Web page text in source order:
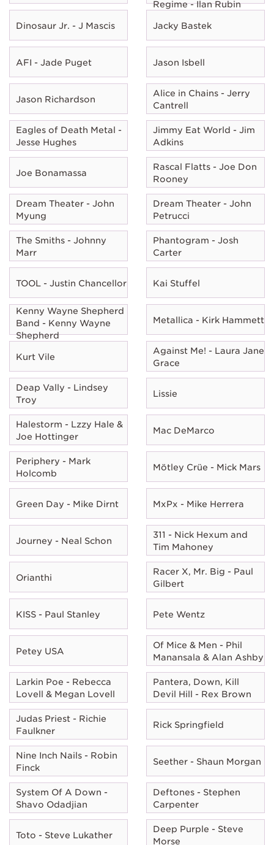
Regime - Ilan Rubin
Dinosaur Jr. - J Mascis Jacky Bastek
AFI - Jade Puget Jason Isbell
Jason Richardson
Alice in Chains - Jerry
Cantrell
Eagles of Death Metal -
Jesse Hughes
Jimmy Eat World - Jim
Adkins
Joe Bonamassa
Rascal Flatts - Joe Don
Rooney
Dream Theater - John
Myung
Dream Theater - John
Petrucci
The Smiths - Johnny
Marr
Phantogram - Josh
Carter
TOOL - Justin Chancellor Kai Stuffel
Kenny Wayne Shepherd
Band - Kenny Wayne
Shepherd
Metallica - Kirk Hammett
Kurt Vile
Against Me! - Laura Jane
Grace
Deap Vally - Lindsey
Troy
Lissie
Halestorm - Lzzy Hale &
Joe Hottinger
Mac DeMarco
Periphery - Mark
Holcomb
Mötley Crüe - Mick Mars
Green Day - Mike Dirnt MxPx - Mike Herrera
Journey - Neal Schon
311 - Nick Hexum and
Tim Mahoney
Orianthi
Racer X, Mr. Big - Paul
Gilbert
KISS - Paul Stanley Pete Wentz
Petey USA
Of Mice & Men - Phil
Manansala & Alan Ashby
Larkin Poe - Rebecca
Lovell & Megan Lovell
Pantera, Down, Kill
Devil Hill - Rex Brown
Judas Priest - Richie
Faulkner
Rick Springfield
Nine Inch Nails - Robin
Finck
Seether - Shaun Morgan
System Of A Down -
Shavo Odadjian
Deftones - Stephen
Carpenter
Toto - Steve Lukather
Deep Purple - Steve
Morse